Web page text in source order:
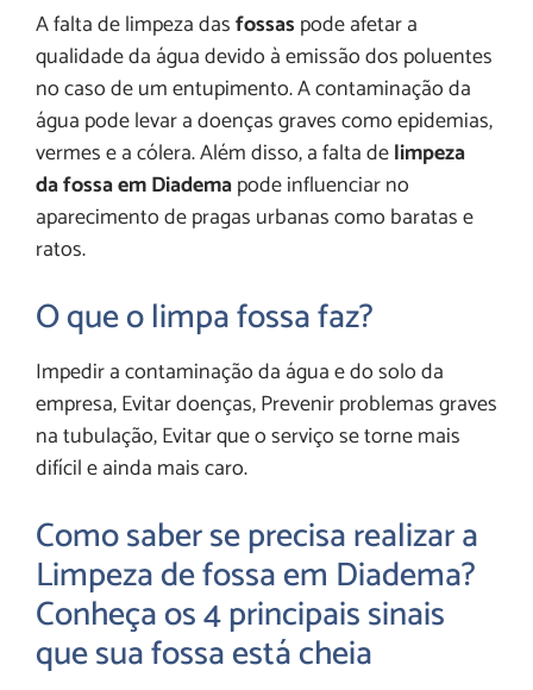
A falta de limpeza dasfossaspode afetar a
qualidade da água devido à emissão dos poluentes
no caso de um entupimento. A contaminação da
água pode levar a doenças graves como epidemias,
vermes e a cólera. Além disso, a falta delimpeza
da fossa em Diademapode influenciar no
aparecimento de pragas urbanas como baratas e
ratos.
O que o limpa fossa faz?
Impedir a contaminação da água e do solo da
empresa, Evitar doenças, Prevenir problemas graves
na tubulação, Evitar que o serviço se torne mais
difícil e ainda mais caro.
Como saber se precisa realizar a
Limpeza de fossa em Diadema?
Conheça os 4 principais sinais
que sua fossa está cheia